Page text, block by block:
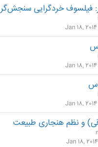
فيلسوف خردگرايی سنجش‌گر
Jan 18, 2014
Jan 18, 2014
Jan 18, 2014
و نظم هنجاری طبیعت
Jan 18, 2014